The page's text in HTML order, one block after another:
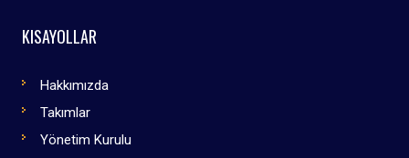
KISAYOLLAR
Hakkımızda
Takımlar
Yönetim Kurulu